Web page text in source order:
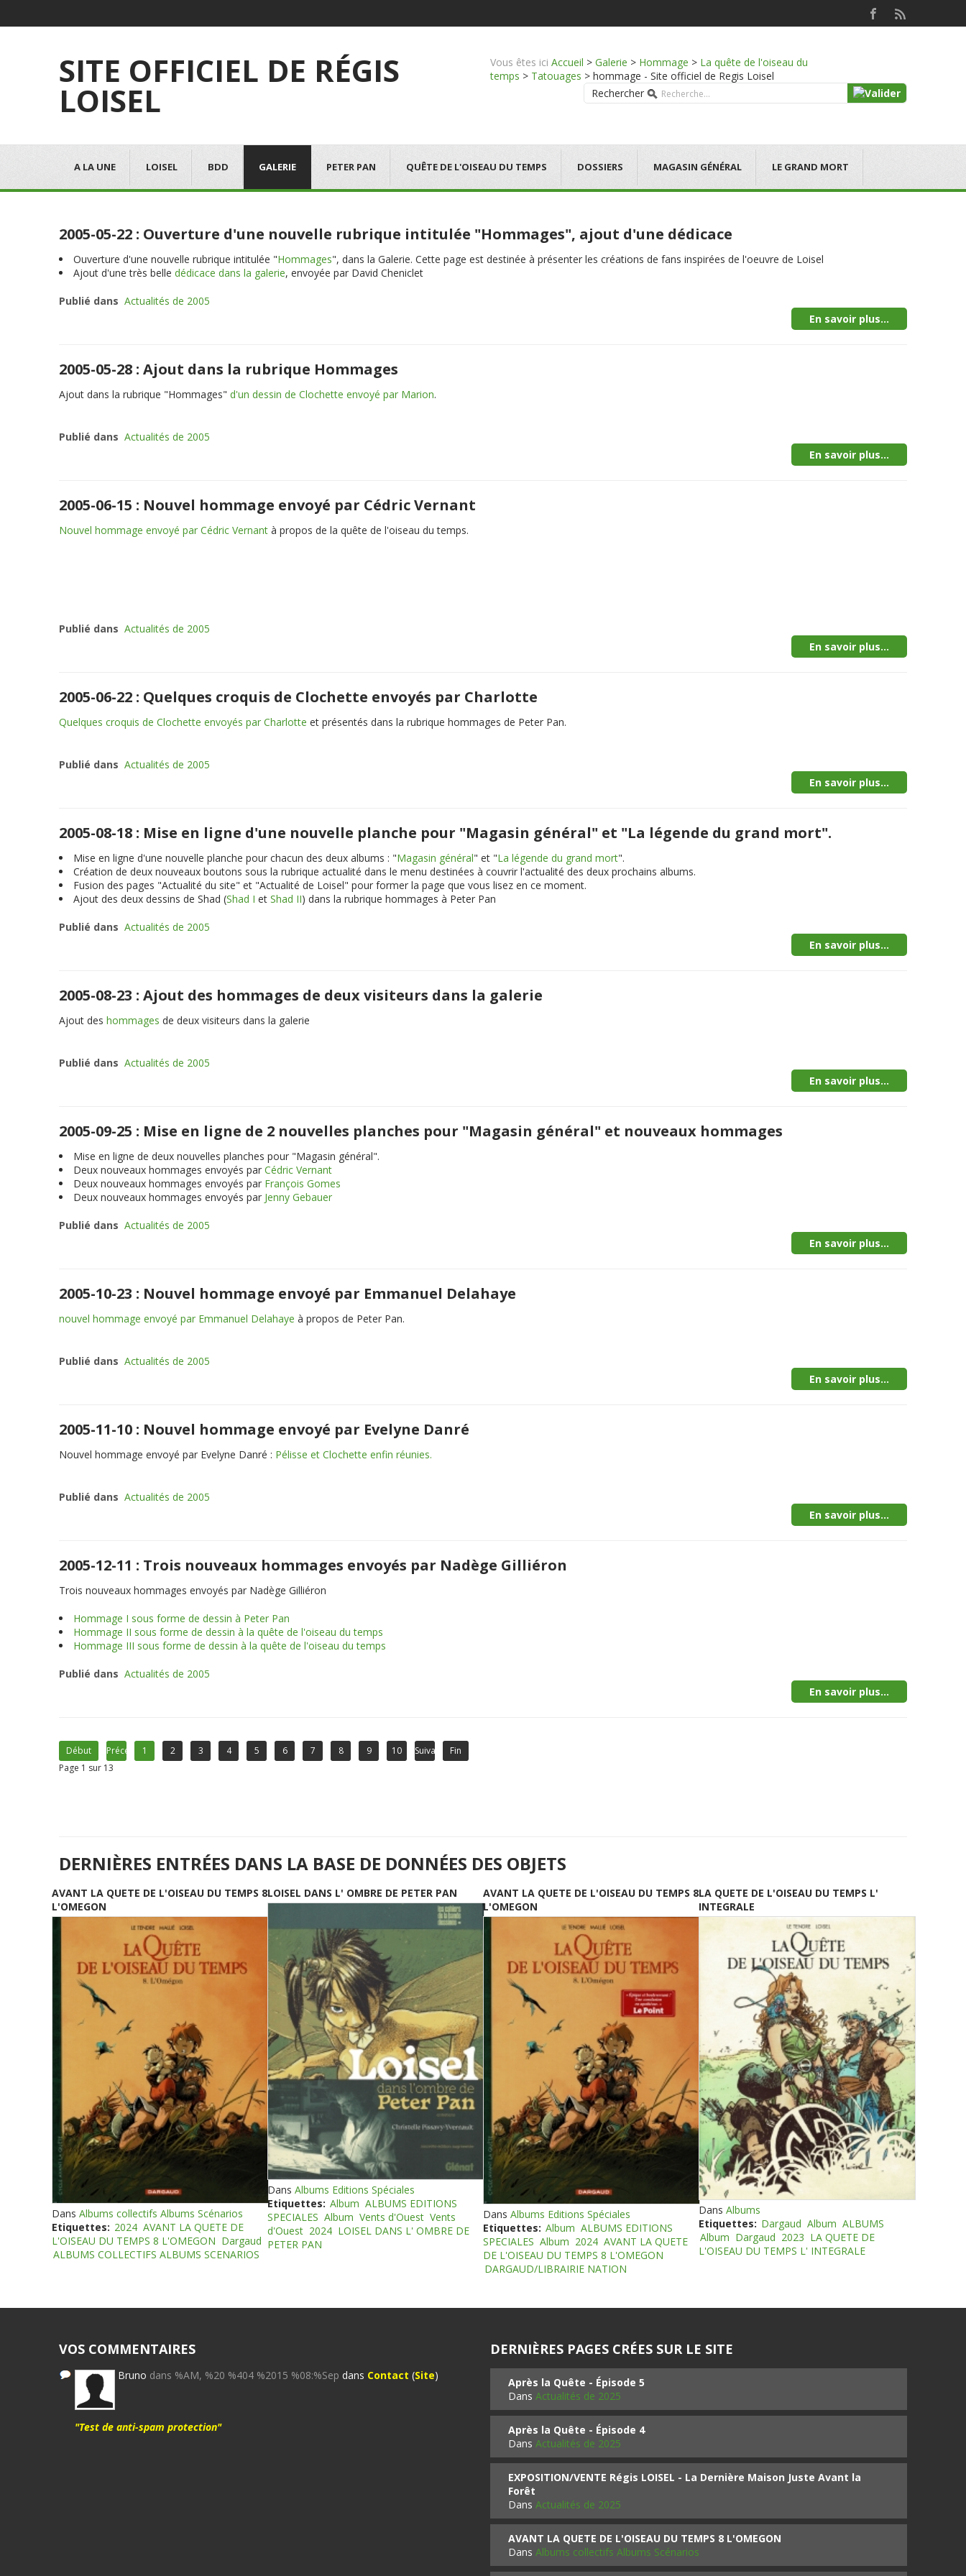
SITE OFFICIEL DE RÉGIS
LOISEL
Vous êtes ici Accueil > Galerie > Hommage > La quête de l'oiseau du
temps > Tatouages > hommage - Site officiel de Regis Loisel
Rechercher
A LA UNE LOISEL BDD GALERIE PETER PAN QUÊTE DE L'OISEAU DU TEMPS DOSSIERS MAGASIN GÉNÉRAL LE GRAND MORT
2005-05-22 : Ouverture d'une nouvelle rubrique intitulée "Hommages", ajout d'une dédicace
Ouverture d'une nouvelle rubrique intitulée "Hommages", dans la Galerie. Cette page est destinée à présenter les créations de fans inspirées de l'oeuvre de Loisel
Ajout d'une très belle dédicace dans la galerie, envoyée par David Cheniclet
Publié dans Actualités de 2005
En savoir plus...
2005-05-28 : Ajout dans la rubrique Hommages
Ajout dans la rubrique "Hommages" d'un dessin de Clochette envoyé par Marion.
Publié dans Actualités de 2005
En savoir plus...
2005-06-15 : Nouvel hommage envoyé par Cédric Vernant
Nouvel hommage envoyé par Cédric Vernant à propos de la quête de l'oiseau du temps.
Publié dans Actualités de 2005
En savoir plus...
2005-06-22 : Quelques croquis de Clochette envoyés par Charlotte
Quelques croquis de Clochette envoyés par Charlotte et présentés dans la rubrique hommages de Peter Pan.
Publié dans Actualités de 2005
En savoir plus...
2005-08-18 : Mise en ligne d'une nouvelle planche pour "Magasin général" et "La légende du grand mort".
Mise en ligne d'une nouvelle planche pour chacun des deux albums : "Magasin général" et "La légende du grand mort".
Création de deux nouveaux boutons sous la rubrique actualité dans le menu destinées à couvrir l'actualité des deux prochains albums.
Fusion des pages "Actualité du site" et "Actualité de Loisel" pour former la page que vous lisez en ce moment.
Ajout des deux dessins de Shad (Shad I et Shad II) dans la rubrique hommages à Peter Pan
Publié dans Actualités de 2005
En savoir plus...
2005-08-23 : Ajout des hommages de deux visiteurs dans la galerie
Ajout des hommages de deux visiteurs dans la galerie
Publié dans Actualités de 2005
En savoir plus...
2005-09-25 : Mise en ligne de 2 nouvelles planches pour "Magasin général" et nouveaux hommages
Mise en ligne de deux nouvelles planches pour "Magasin général".
Deux nouveaux hommages envoyés par Cédric Vernant
Deux nouveaux hommages envoyés par François Gomes
Deux nouveaux hommages envoyés par Jenny Gebauer
Publié dans Actualités de 2005
En savoir plus...
2005-10-23 : Nouvel hommage envoyé par Emmanuel Delahaye
nouvel hommage envoyé par Emmanuel Delahaye à propos de Peter Pan.
Publié dans Actualités de 2005
En savoir plus...
2005-11-10 : Nouvel hommage envoyé par Evelyne Danré
Nouvel hommage envoyé par Evelyne Danré : Pélisse et Clochette enfin réunies.
Publié dans Actualités de 2005
En savoir plus...
2005-12-11 : Trois nouveaux hommages envoyés par Nadège Gilliéron
Trois nouveaux hommages envoyés par Nadège Gilliéron
Hommage I sous forme de dessin à Peter Pan
Hommage II sous forme de dessin à la quête de l'oiseau du temps
Hommage III sous forme de dessin à la quête de l'oiseau du temps
Publié dans Actualités de 2005
En savoir plus...
Début Précédent1 2 3 4 5 6 7 8 9 10 Suivant
Fin
Page 1 sur 13
DERNIÈRES ENTRÉES DANS LA BASE DE DONNÉES DES OBJETS
AVANT LA QUETE DE L'OISEAU DU TEMPS 8
L'OMEGON
Dans Albums collectifs Albums Scénarios
Etiquettes: 2024 AVANT LA QUETE DE
L'OISEAU DU TEMPS 8 L'OMEGON Dargaud
ALBUMS COLLECTIFS ALBUMS SCENARIOS
LOISEL DANS L' OMBRE DE PETER PAN
Dans Albums Editions Spéciales
Etiquettes: Album ALBUMS EDITIONS
SPECIALES Album Vents d'Ouest Vents
d'Ouest 2024 LOISEL DANS L' OMBRE DE
PETER PAN
AVANT LA QUETE DE L'OISEAU DU TEMPS 8
L'OMEGON
Dans Albums Editions Spéciales
Etiquettes: Album ALBUMS EDITIONS
SPECIALES Album 2024 AVANT LA QUETE
DE L'OISEAU DU TEMPS 8 L'OMEGON
DARGAUD/LIBRAIRIE NATION
LA QUETE DE L'OISEAU DU TEMPS L'
INTEGRALE
Dans Albums
Etiquettes: Dargaud Album ALBUMS
Album Dargaud 2023 LA QUETE DE
L'OISEAU DU TEMPS L' INTEGRALE
VOS COMMENTAIRES
Bruno dans %AM, %20 %404 %2015 %08:%Sep dans Contact (Site)
"Test de anti-spam protection"
DERNIÈRES PAGES CRÉES SUR LE SITE
Après la Quête - Épisode 5
Dans Actualités de 2025
Après la Quête - Épisode 4
Dans Actualités de 2025
EXPOSITION/VENTE Régis LOISEL - La Dernière Maison Juste Avant la
Forêt
Dans Actualités de 2025
AVANT LA QUETE DE L'OISEAU DU TEMPS 8 L'OMEGON
Dans Albums collectifs Albums Scénarios